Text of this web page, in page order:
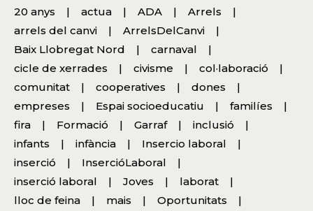
20 anys actua ADA
Arrels
arrels del canvi
ArrelsDelCanvi
Baix Llobregat Nord
carnaval
cicle de xerrades
civisme
col·laboració
comunitat
cooperatives
dones
empreses
Espai socioeducatiu
familíes
fira
Formació Garraf
inclusió
infants
infància
Insercio laboral
inserció
InsercióLaboral
inserció laboral
Joves
laborat
lloc de feina
mais
Oportunitats